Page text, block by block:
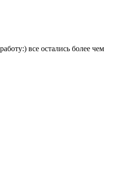
все остались более чем